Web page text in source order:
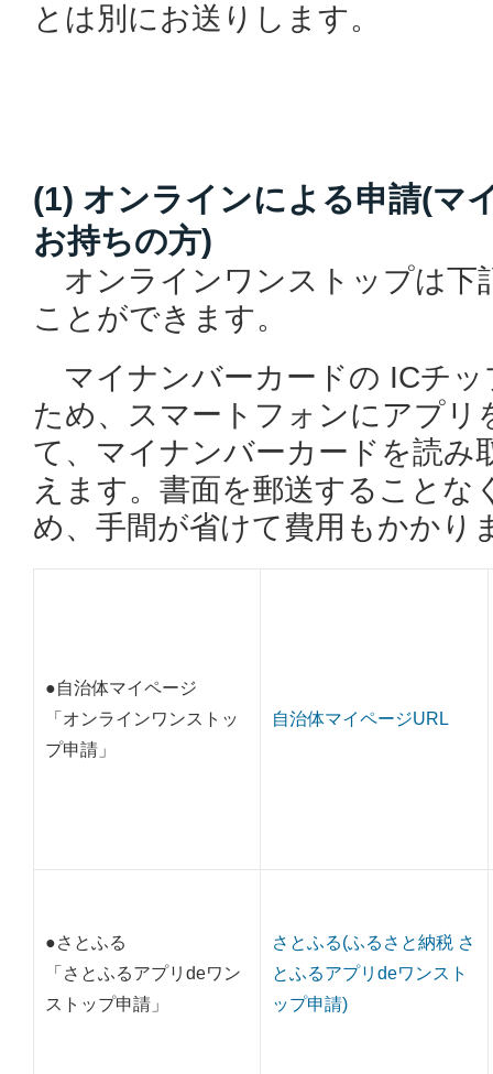
とは別にお送りします。
(1) オンラインによる申請(マ
お持ちの方)
オンラインワンストップは下
ことができます。
マイナンバーカードの ICチッ
ため、
スマートフォンにアプリ
て、 マイナンバーカードを読み
えます。 書面を郵送することな
め、手間が省けて費用もかかり
●自治体マイページ
「オンラインワンストッ
プ申請」
自治体マイページURL
●さとふる
「さとふるアプリdeワン
ストップ申請」
さとふる(ふるさと納税 さ
とふるアプリdeワンスト
ップ申請)